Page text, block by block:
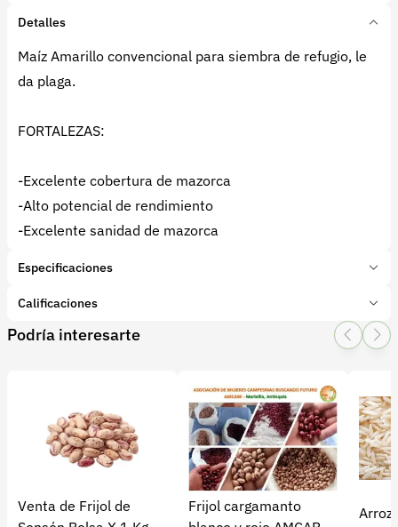
Detalles
Maíz Amarillo convencional para siembra de refugio, le
da plaga.
FORTALEZAS:
-Excelente cobertura de mazorca
-Alto potencial de rendimiento
-Excelente sanidad de mazorca
Especificaciones
Marca:
Dekalb
Tipo de producto:Producto final
Calificaciones
1 Star
2 Star
3 Star4 Star
0 %
4 Estrellas
3 Estrellas
Podría interesarte
Venta de Frijol de
Frijol cargamanto
Arroz